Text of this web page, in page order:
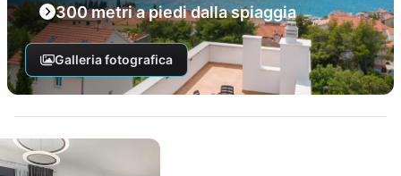
300 metri a piedi dalla spiaggia
Galleria fotografica